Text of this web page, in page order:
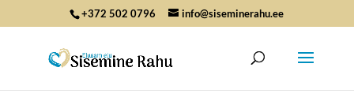
+372 502 0796 info@siseminerahu.ee